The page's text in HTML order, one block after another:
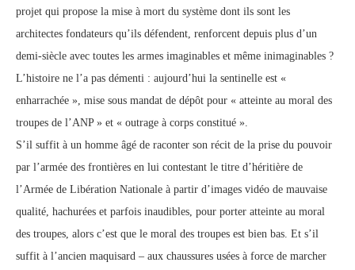
projet qui propose la mise à mort du système dont ils sont les
architectes fondateurs qu’ils défendent, renforcent depuis plus d’un
demi-siècle avec toutes les armes imaginables et même inimaginables ?
L’histoire ne l’a pas démenti : aujourd’hui la sentinelle est «
enharrachée », mise sous mandat de dépôt pour « atteinte au moral des
troupes de l’ANP » et « outrage à corps constitué ».
S’il suffit à un homme âgé de raconter son récit de la prise du pouvoir
par l’armée des frontières en lui contestant le titre d’héritière de
l’Armée de Libération Nationale à partir d’images vidéo de mauvaise
qualité, hachurées et parfois inaudibles, pour porter atteinte au moral
des troupes, alors c’est que le moral des troupes est bien bas. Et s’il
suffit à l’ancien maquisard – aux chaussures usées à force de marcher